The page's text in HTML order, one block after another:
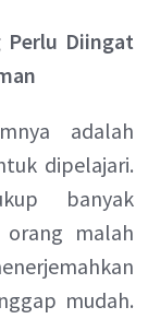
Perlu Diingat
adalah
dipelajari.
banyak
malah
mudah.